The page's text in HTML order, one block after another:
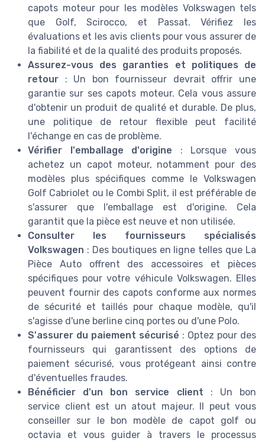
capots moteur pour les modèles Volkswagen tels
que Golf, Scirocco, et Passat. Vérifiez les
évaluations et les avis clients pour vous assurer de
la fiabilité et de la qualité des produits proposés.
Assurez-vous des garanties et politiques de
retour : Un bon fournisseur devrait offrir une
garantie sur ses capots moteur. Cela vous assure
d'obtenir un produit de qualité et durable. De plus,
une politique de retour flexible peut facilité
l'échange en cas de problème.
Vérifier l'emballage d'origine : Lorsque vous
achetez un capot moteur, notamment pour des
modèles plus spécifiques comme le Volkswagen
Golf Cabriolet ou le Combi Split, il est préférable de
s'assurer que l'emballage est d'origine. Cela
garantit que la pièce est neuve et non utilisée.
Consulter les fournisseurs spécialisés
Volkswagen : Des boutiques en ligne telles que La
Pièce Auto offrent des accessoires et pièces
spécifiques pour votre véhicule Volkswagen. Elles
peuvent fournir des capots conforme aux normes
de sécurité et taillés pour chaque modèle, qu'il
s'agisse d'une berline cinq portes ou d'une Polo.
S'assurer du paiement sécurisé : Optez pour des
fournisseurs qui garantissent des options de
paiement sécurisé, vous protégeant ainsi contre
d'éventuelles fraudes.
Bénéficier d'un bon service client : Un bon
service client est un atout majeur. Il peut vous
conseiller sur le bon modèle de capot golf ou
octavia et vous guider à travers le processus